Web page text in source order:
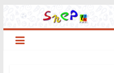
contenu